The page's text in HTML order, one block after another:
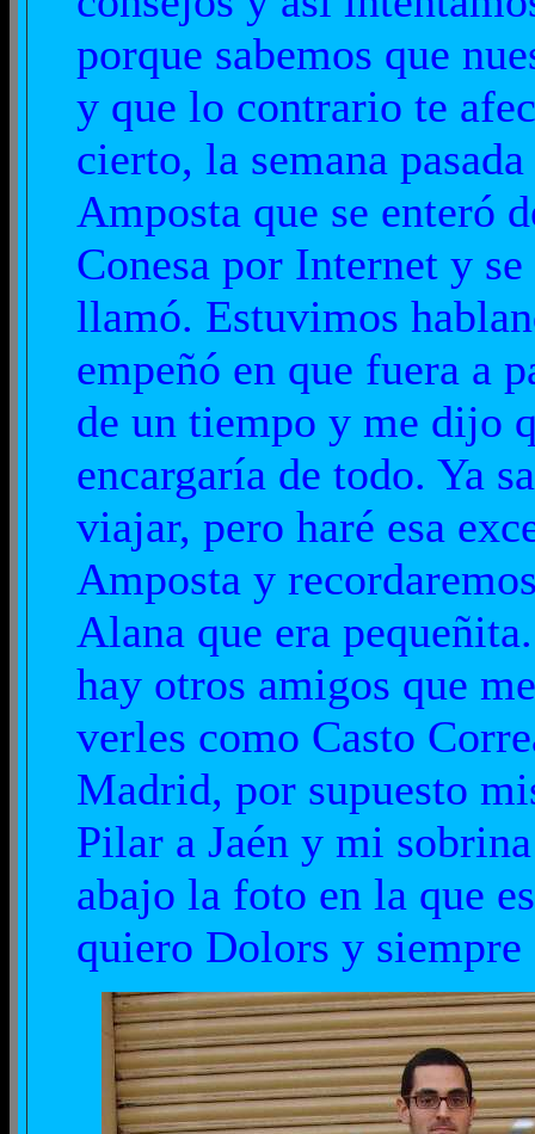
porque sabemos que
y que lo contrario te
cierto, la semana
Amposta que se enteró
Conesa por Internet y
llamó. Estuvimos
empeñó en que fuera a
de un tiempo y me dijo
encargaría de todo. Ya
viajar, pero haré esa
Amposta y
Alana que era
hay otros amigos que
verles como Casto
Madrid, por supuesto
Pilar a Jaén y mi
abajo la foto en la que
quiero Dolors y siempre